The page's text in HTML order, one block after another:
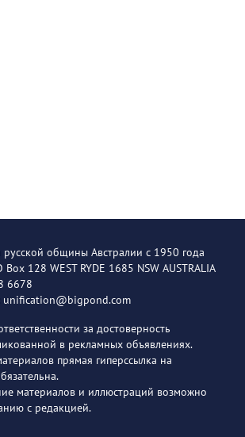
русской общины Австралии с 1950 года
128 WEST RYDE 1685 NSW AUSTRALIA
6678
unification@bigpond.com
за достоверность
в рекламных объявлениях.
прямая гиперссылка на
материалов и иллюстраций возможно
с редакцией.